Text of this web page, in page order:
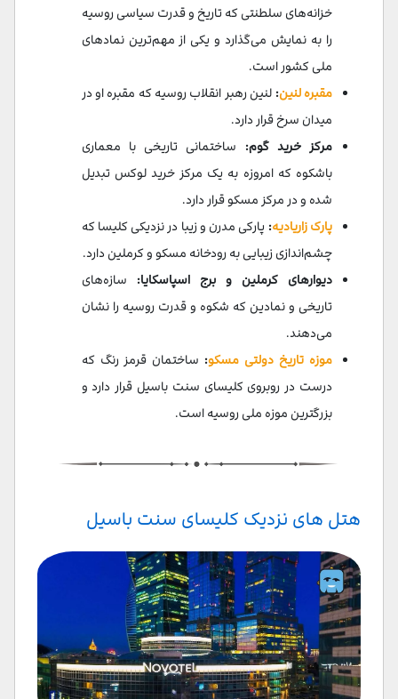
خزانه‌های سلطنتی که تاریخ و قدرت سیاسی روسیه
را به نمایش می‌گذارد و یکی از مهم‌ترین نمادهای
ملی کشور است.
مقبره لنین: لنین رهبر انقلاب روسیه که مقبره او در
میدان سرخ قرار دارد.
مرکز خرید گوم: ساختمانی تاریخی با معماری
باشکوه که امروزه به یک مرکز خرید لوکس تبدیل
شده و در مرکز مسکو قرار دارد.
پارک زاریادیه: پارکی مدرن و زیبا در نزدیکی کلیسا که
چشم‌اندازی زیبایی به رودخانه مسکو و کرملین دارد.
دیوارهای کرملین و برج اسپاسکایا: سازه‌های
تاریخی و نمادین که شکوه و قدرت روسیه را نشان
می‌دهند.
موزه تاریخ دولتی مسکو: ساختمان قرمز رنگ که
درست در روبروی کلیسای سنت باسیل قرار دارد و
بزرگترین موزه ملی روسیه است.
هتل های نزدیک کلیسای سنت باسیل